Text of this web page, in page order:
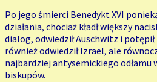
Po jego śmierci Benedykt XVI
działania, chociaż kładł większy
dialog, odwiedził Auschwitz i
również odwiedził Izrael, ale
najbardziej antysemickiego odłamu
biskupów.